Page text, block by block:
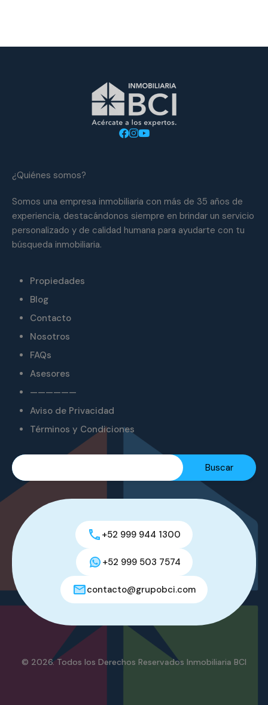
¿Quiénes somos?
Somos una empresa inmobiliaria con más de 35 años de
experiencia, destacándonos siempre en brindar un servicio
personalizado y de calidad humana para ayudarte con tu
búsqueda inmobiliaria.
Propiedades
Blog
Contacto
Nosotros
FAQs
Asesores
——————
Aviso de Privacidad
Términos y Condiciones
+52 999 944 1300
+52 999 503 7574
contacto@grupobci.com
© 2026. Todos los Derechos Reservados Inmobiliaria BCI